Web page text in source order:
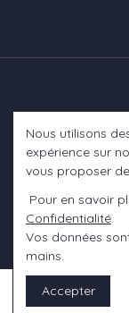
Informations
A propos
Contact us
Nous utilisons
expérience sur
vous proposer
Pour en savoir
Confidentialité.
Vos données
mains.
Accepter